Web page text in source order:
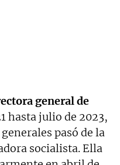
general de
hasta julio de 2023,
pasó de la
socialista. Ella